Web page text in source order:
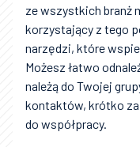
ze wszystkich branż
korzystający z tego
narzędzi, które
Możesz łatwo
należą do Twojej
kontaktów, krótko
do współpracy.